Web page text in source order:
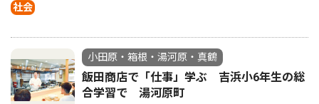
社会
小田原・箱根・湯河原・真鶴
飯田商店で「仕事」学ぶ 吉浜小6年生の総
合学習で 湯河原町